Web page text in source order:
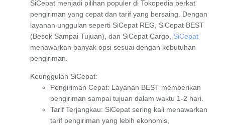
SiCepat menjadi pilihan populer di Tokopedia berkat
pengiriman yang cepat dan tarif yang bersaing. Dengan
layanan unggulan seperti SiCepat REG, SiCepat BEST
(Besok Sampai Tujuan), dan SiCepat Cargo, SiCepat
menawarkan banyak opsi sesuai dengan kebutuhan
pengiriman.
Keunggulan SiCepat:
Pengiriman Cepat: Layanan BEST memberikan
pengiriman sampai tujuan dalam waktu 1-2 hari.
Tarif Terjangkau: SiCepat sering kali menawarkan
tarif pengiriman yang lebih ekonomis,